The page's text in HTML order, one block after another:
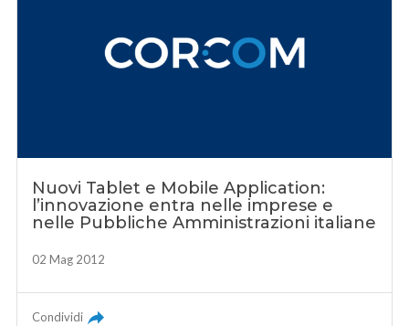
Nuovi Tablet e Mobile Application:
l’innovazione entra nelle imprese e
nelle Pubbliche Amministrazioni italiane
02 Mag 2012
Condividi